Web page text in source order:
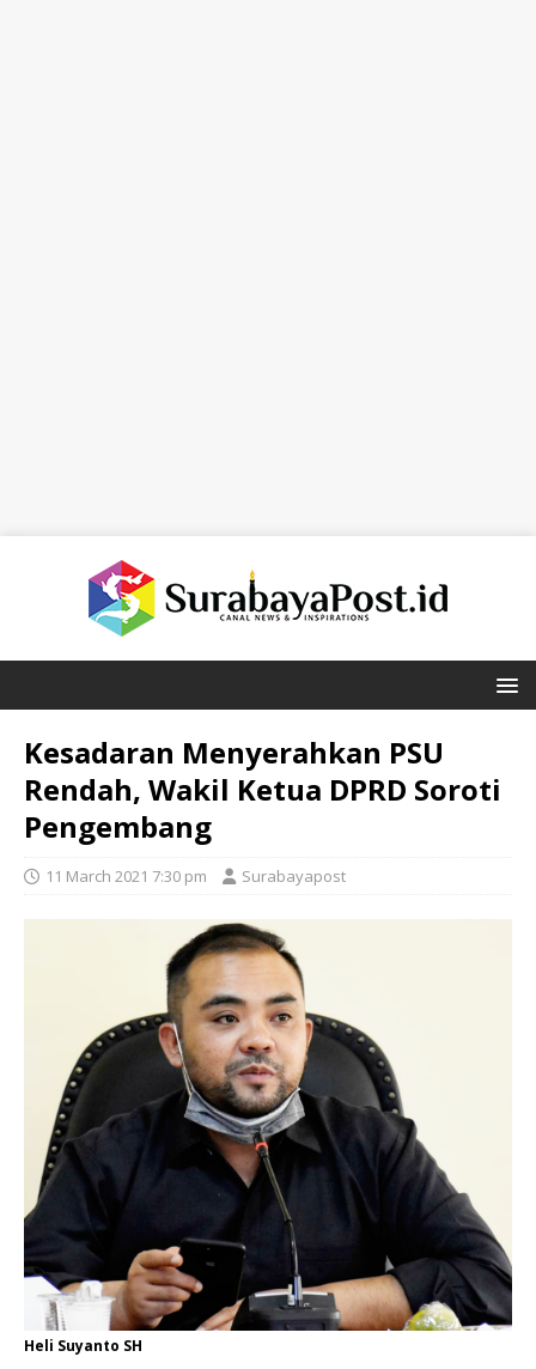
Kesadaran Menyerahkan PSU
Rendah, Wakil Ketua DPRD Soroti
Pengembang
11 March 2021 7:30 pm Surabayapost
Heli Suyanto SH